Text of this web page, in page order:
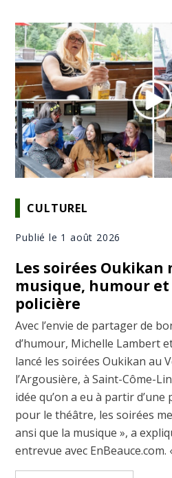
CULTUREL
Publié le 1 août 2026
Les soirées Oukikan
musique, humour
policière
Avec l’envie de partager de
d’humour, Michelle Lambert
lancé les soirées Oukikan au
l’Argousière, à Saint-Côme-
idée qu’on a eu à partir
pour le théâtre, les soirées
ansi que la musique », a
entrevue avec EnBeauce.com.